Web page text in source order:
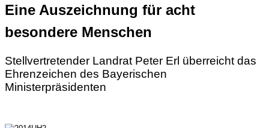
Eine Auszeichnung für acht
besondere Menschen
Stellvertretender Landrat Peter Erl überreicht das
Ehrenzeichen des Bayerischen
Ministerpräsidenten